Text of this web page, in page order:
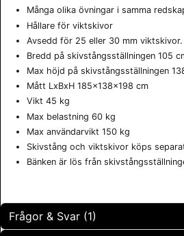
Många olika övningar i samma
Hållare för viktskivor
Avsedd för 25 eller 30 mm viktskivor.
Bredd på skivstångsställningen 105
Max höjd på skivstångsställningen
Mått LxBxH 185x138x198 cm
Vikt 45 kg
Max belastning 60 kg
Max användarvikt 150 kg
Skivstång och viktskivor köps
Bänken är lös från
Frågor & Svar (1)